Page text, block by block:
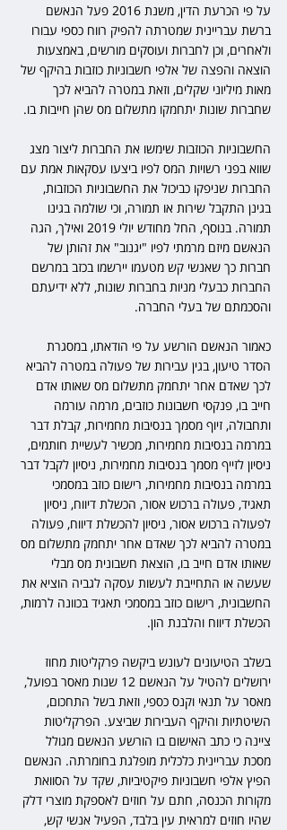
על פי הכרעת הדין, משנת 2016 פעל הנאשם
ברשת עבריינית שמטרתה להפיק רווח כספי עבורו
ולאחרים, וכן לחברות ועוסקים מורשים, באמצעות
הוצאה והפצה של אלפי חשבוניות כוזבות בהיקף של
מאות מיליוני שקלים, וזאת במטרה להביא לכך
שחברות שונות יתחמקו מתשלום מס שהן חייבות בו.
החשבוניות הכוזבות שימשו את החברות ליצור מצג
שווא בפני רשויות המס לפיו ביצעו עסקאות אמת עם
החברות שניפקו כביכול את החשבוניות הכוזבות,
בגינן התקבל שירות או תמורה, וכי שולמה בגינו
תמורה. בנוסף, החל מחודש יולי 2019 ואילך, הגה
הנאשם מיזם מרמתי לפיו "יגנוב" את זהותן של
חברות כך שאנשי קש מטעמו יירשמו בכזב במרשם
החברות כבעלי מניות בחברות שונות, ללא ידיעתם
והסכמתם של בעלי החברה.
כאמור הנאשם הורשע על פי הודאתו, במסגרת
הסדר טיעון, בגין עבירות של פעולה במטרה להביא
לכך שאדם אחר יתחמק מתשלום מס שאותו אדם
חייב בו, פנקסי חשבונות כוזבים, מרמה עורמה
ותחבולה, זיוף מסמך בנסיבות מחמירות, קבלת דבר
במרמה בנסיבות מחמירות, מכשיר לעשיית חותמים,
ניסיון לזייף מסמך בנסיבות מחמירות, ניסיון לקבל דבר
במרמה בנסיבות מחמירות, רישום כוזב במסמכי
תאגיד, פעולה ברכוש אסור, הכשלת דיווח, ניסיון
לפעולה ברכוש אסור, ניסיון להכשלת דיווח, פעולה
במטרה להביא לכך שאדם אחר יתחמק מתשלום מס
שאותו אדם חייב בו, הוצאת חשבונית מס מבלי
שעשה או התחייבת לעשות עסקה לגביה הוציא את
החשבונית, רישום כוזב במסמכי תאגיד בכוונה לרמות,
הכשלת דיווח והלבנת הון.
בשלב הטיעונים לעונש ביקשה פרקליטות מחוז
ירושלים להטיל על הנאשם 12 שנות מאסר בפועל,
מאסר על תנאי וקנס כספי, וזאת בשל התחכום,
השיטתיות והיקף העבירות שביצע. הפרקליטות
ציינה כי כתב האישום בו הורשע הנאשם מגולל
מסכת עבריינית כלכלית מופלגת בחומרתה. הנאשם
הפיץ אלפי חשבוניות פיקטיביות, שקד על הסוואת
מקורות הכנסה, חתם על חוזים לאספקת מוצרי דלק
שהיו חוזים למראית עין בלבד, הפעיל אנשי קש,